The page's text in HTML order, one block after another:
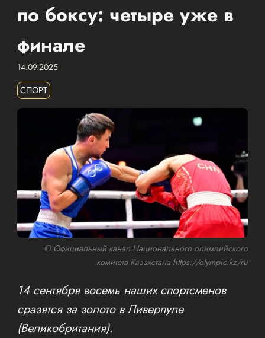
по боксу: четыре уже в
финале
14.09.2025
СПОРТ
© Официальный канал Национального олимпийского
комитета Казахстана https://olympic.kz/ru
14 сентября восемь наших спортсменов
сразятся за золото в Ливерпуле
(Великобритания).